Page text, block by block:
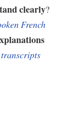
clearly?
French